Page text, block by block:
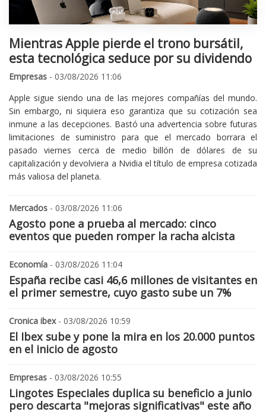
Mientras Apple pierde el trono bursátil,
esta tecnológica seduce por su dividendo
Empresas - 03/08/2026 11:06
Apple sigue siendo una de las mejores compañías del mundo.
Sin embargo, ni siquiera eso garantiza que su cotización sea
inmune a las decepciones. Bastó una advertencia sobre futuras
limitaciones de suministro para que el mercado borrara el
pasado viernes cerca de medio billón de dólares de su
capitalización y devolviera a Nvidia el título de empresa cotizada
más valiosa del planeta.
Mercados - 03/08/2026 11:06
Agosto pone a prueba al mercado: cinco
eventos que pueden romper la racha alcista
Economía - 03/08/2026 11:04
España recibe casi 46,6 millones de visitantes en
el primer semestre, cuyo gasto sube un 7%
Cronica ibex- 03/08/2026 10:59
El Ibex sube y pone la mira en los 20.000 puntos
en el inicio de agosto
Empresas - 03/08/2026 10:55
Lingotes Especiales duplica su beneficio a junio
pero descarta "mejoras significativas" este año